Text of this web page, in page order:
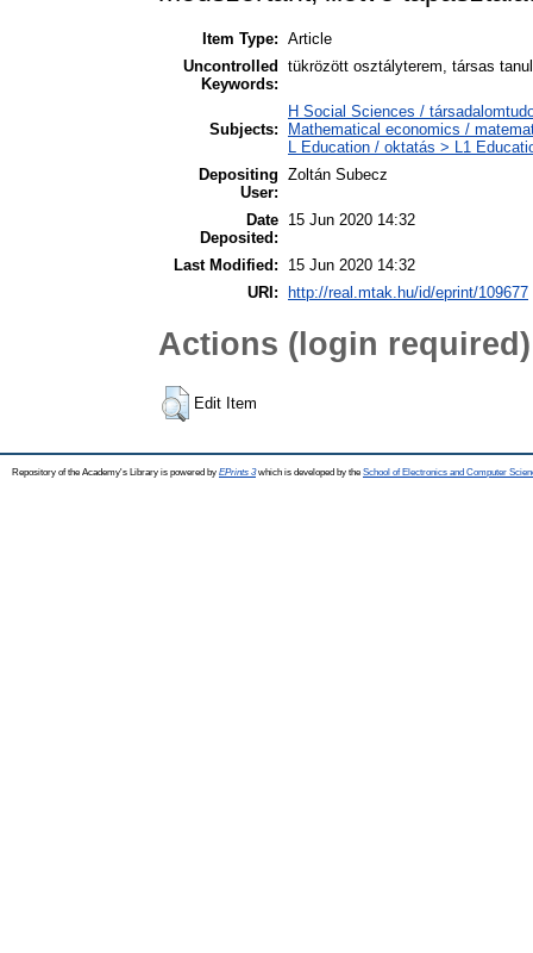
Item Type: Article
Uncontrolled
Keywords:
tükrözött osztályterem, társas
Subjects:
H Social Sciences /
Mathematical economics /
L Education / oktatás > L1
Depositing
User:
Zoltán Subecz
Date
Deposited:
15 Jun 2020 14:32
Last Modified:
15 Jun 2020 14:32
URI:
http://real.mtak.hu/id/eprint/109677
Actions (login required)
Edit Item
Repository of the Academy's Library is powered by EPrints 3which is developed by the School of Electronics and Computer